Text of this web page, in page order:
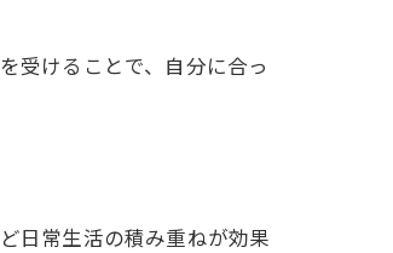
受けることで、自分に合っ
日常生活の積み重ねが効果